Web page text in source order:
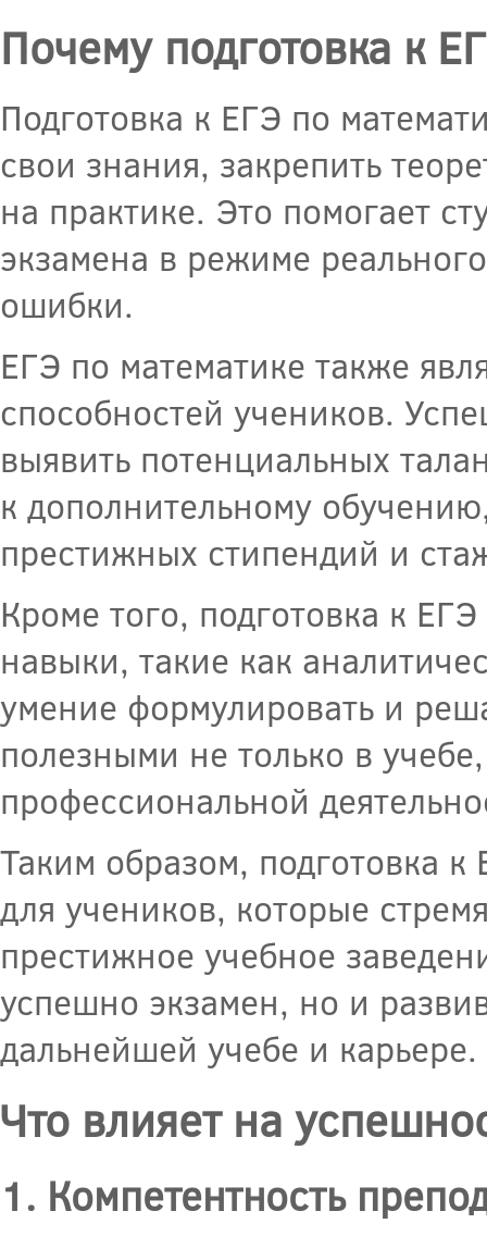
Почему подготовка к
Подготовка к ЕГЭ по
свои знания, закрепить
на практике. Это помогает
экзамена в режиме
ошибки.
ЕГЭ по математике также
способностей учеников.
выявить потенциальных
к дополнительному
престижных стипендий и
Кроме того, подготовка к
навыки, такие как
умение формулировать и
полезными не только в
профессиональной
Таким образом, подготовка
для учеников, которые
престижное учебное
успешно экзамен, но и
дальнейшей учебе и карьере.
Что влияет на
1. Компетентность